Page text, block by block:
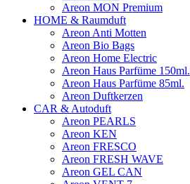
Areon MON Premium
HOME & Raumduft
Areon Anti Motten
Areon Bio Bags
Areon Home Electric
Areon Haus Parfüme 150ml.
Areon Haus Parfüme 85ml.
Areon Duftkerzen
CAR & Autoduft
Areon PEARLS
Areon KEN
Areon FRESCO
Areon FRESH WAVE
Areon GEL CAN